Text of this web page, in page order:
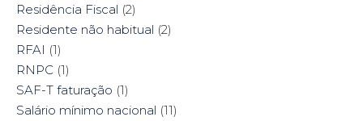
Residência Fiscal (2)
Residente não habitual (2)
RFAI (1)
RNPC (1)
SAF-T faturação (1)
Salário mínimo nacional (11)